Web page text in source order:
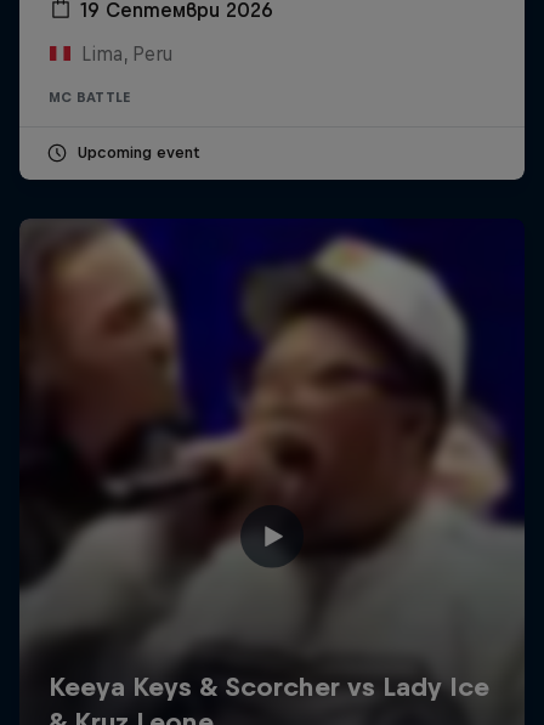
19 Септември 2026
Lima, Peru
MC BATTLE
Upcoming event